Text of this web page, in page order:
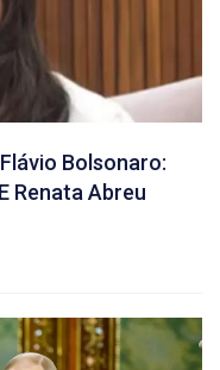
Bolsonaro:
Renata Abreu